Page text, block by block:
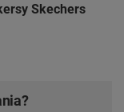
Skechers